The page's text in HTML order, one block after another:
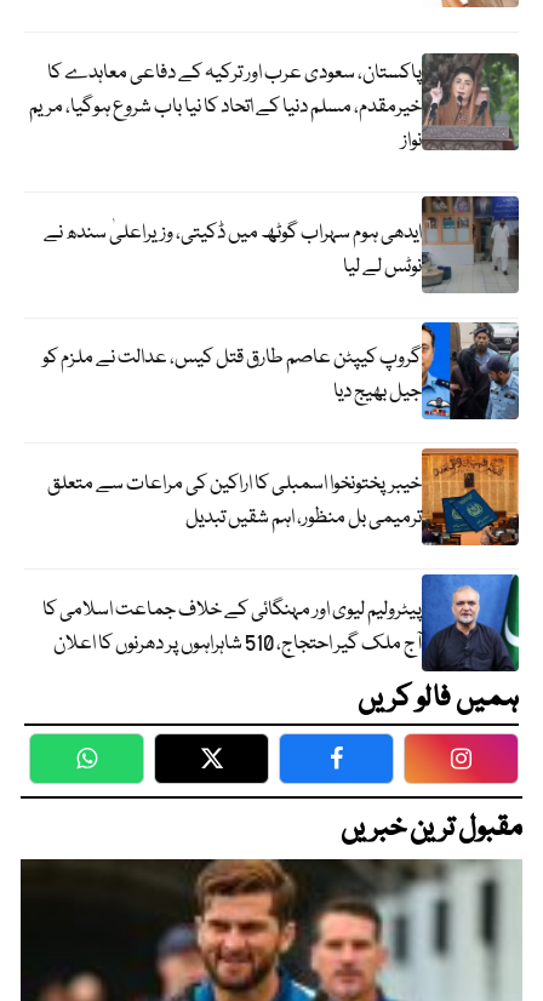
پاکستان، سعودی عرب اور ترکیہ کے دفاعی معاہدے کا
خیرمقدم، مسلم دنیا کے اتحاد کا نیا باب شروع ہوگیا، مریم
نواز
ایدھی ہوم سہراب گوٹھ میں ڈکیتی، وزیراعلیٰ سندھ نے
نوٹس لے لیا
گروپ کیپٹن عاصم طارق قتل کیس، عدالت نے ملزم کو
جیل بھیج دیا
خیبرپختونخوا اسمبلی کا اراکین کی مراعات سے متعلق
ترمیمی بل منظور، اہم شقیں تبدیل
پیٹرولیم لیوی اور مہنگائی کے خلاف جماعت اسلامی کا
آج ملک گیر احتجاج، 510 شاہراہوں پر دھرنوں کا اعلان
ہمیں فالو کریں
WhatsApp Twitter Facebook
مقبول ترین خبریں